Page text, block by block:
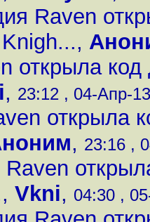
Raven
,
открыла
, 23:12 , 04-Апр-
открыла
, 23:16 ,
, Vkni, 04:30 ,